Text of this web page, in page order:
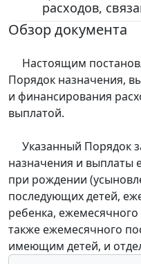
расходов,
Обзор документа
Настоящим
Порядок назначения,
и финансирования
выплатой.
Указанный Порядок
назначения и выплаты
при рождении
последующих детей,
ребенка,
также ежемесячного
имеющим детей, и